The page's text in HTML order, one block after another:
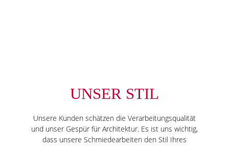
UNSER STIL
Unsere Kunden schätzen die Verarbeitungsqualität
und unser Gespür für Architektur. Es ist uns wichtig,
dass unsere Schmiedearbeiten den Stil Ihres